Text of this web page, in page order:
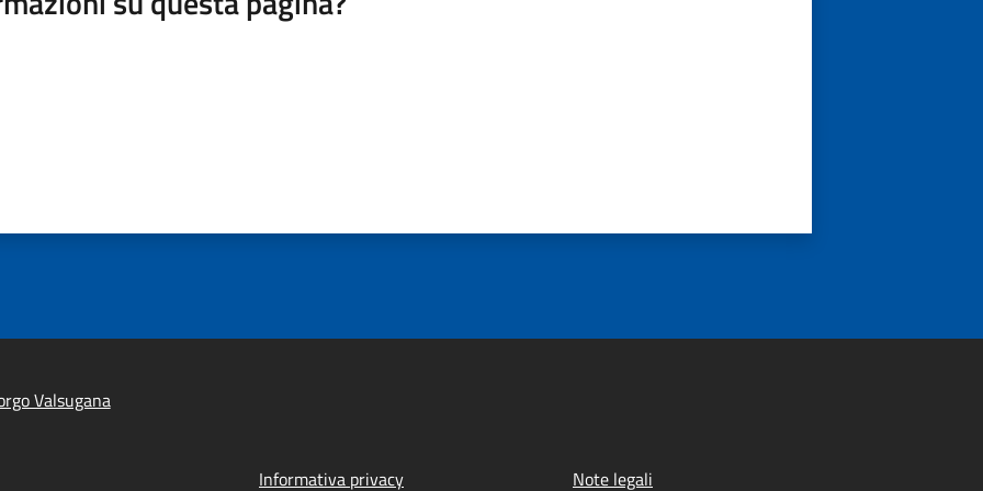
Valsugana
Informativa privacy Note legali